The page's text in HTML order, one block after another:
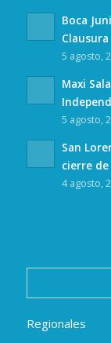
Boca
Clausura
5 agosto,
Maxi
5 agosto,
San
cierre
4 agosto,
Regionales